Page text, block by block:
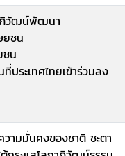
ภิวัฒน์พัฒนา
ยชน
ชน
ระเทศไทยเข้าร่วมลง
ะแสโลกาภิวัตน์
ยชน-เครือกีดกัน กดดัน
งประเทศ
ามมั่นคงของชาติ ชะตา